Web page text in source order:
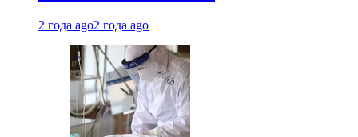
2 года ago2 года ago